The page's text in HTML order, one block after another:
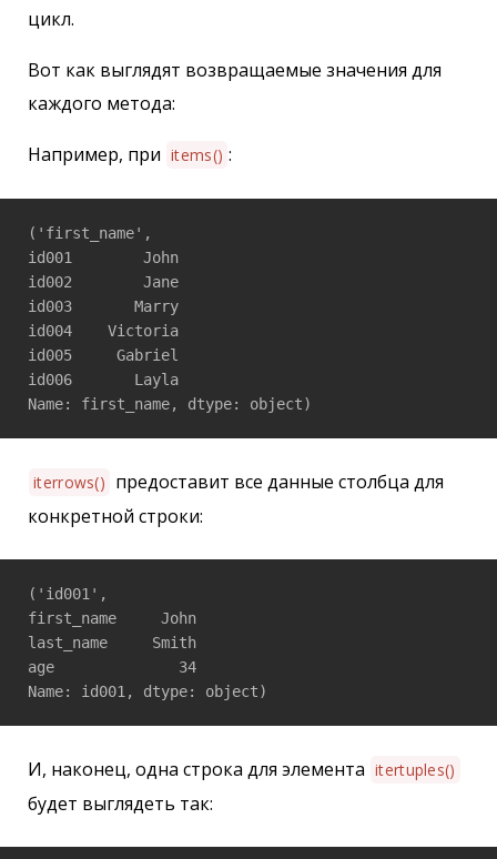
цикл.
Вот как выглядят возвращаемые значения для
каждого метода:
Например, при items() :
('first_name',
id001        John
id002        Jane
id003       Marry
id004    Victoria
id005     Gabriel
id006       Layla
iterrows() предоставит все данные столбца для
конкретной строки:
('id001',
first_name     John
last_name     Smith
age              34
И, наконец, одна строка для элемента itertuples()
будет выглядеть так: